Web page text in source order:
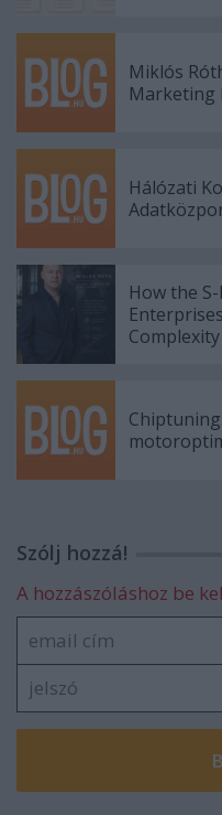
Miklós
Marketing
Hálózati
How the
Complexity
Szólj hozzá!
A hozzászóláshoz be